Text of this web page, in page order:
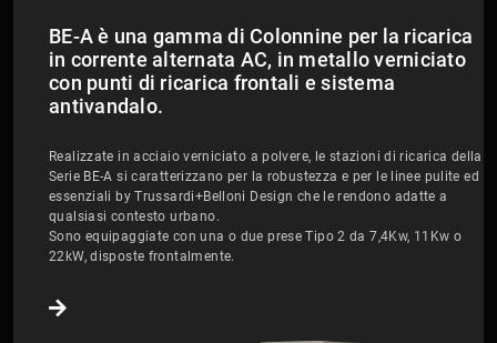
BE-A è una gamma di Colonnine per la ricarica
in corrente alternata AC, in metallo verniciato
con punti di ricarica frontali e sistema
antivandalo.
Realizzate in acciaio verniciato a polvere, le stazioni di ricarica della
Serie BE-A si caratterizzano per la robustezza e per le linee pulite ed
essenziali by Trussardi+Belloni Design che le rendono adatte a
qualsiasi contesto urbano.
Sono equipaggiate con una o due prese Tipo 2 da 7,4Kw, 11Kw o
22kW, disposte frontalmente.